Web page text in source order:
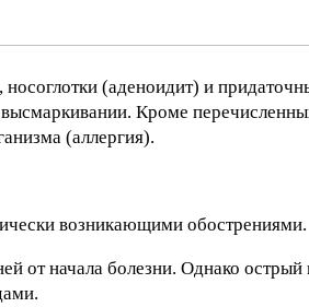
(аденоидит) и
Кроме
(аллергия).
возникающими обострениями.
от начала болезни. Однако